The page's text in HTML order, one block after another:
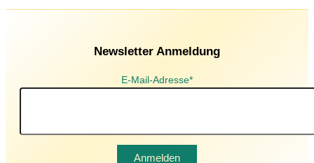
Newsletter Anmeldung
E-Mail-Adresse*